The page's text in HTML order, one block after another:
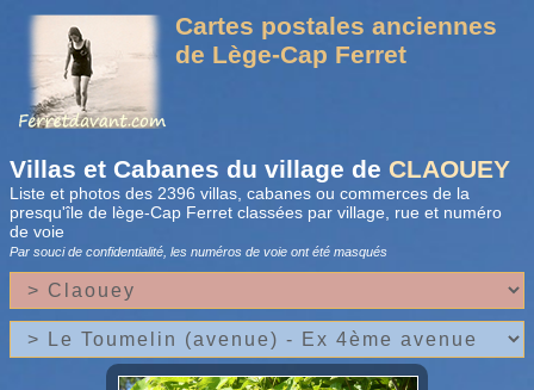
Cartes postales anciennes
de Lège-Cap Ferret
Villas et Cabanes du village de CLAOUEY
Liste et photos des 2396 villas, cabanes ou commerces de la
presqu'île de lège-Cap Ferret classées par village, rue et numéro
de voie
Par souci de confidentialité, les numéros de voie ont été masqués